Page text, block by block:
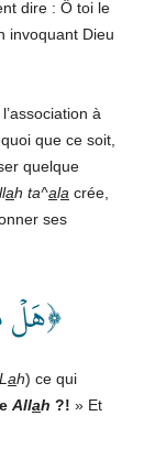
dire : Ô toi le
invoquant Dieu
à
que ce soit,
quelque
ah ta^ala crée,
ses
﴿هَلۡ
ah) ce qui
Allah ?! » Et